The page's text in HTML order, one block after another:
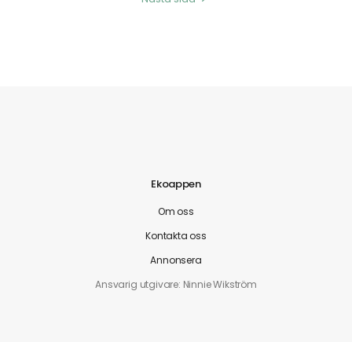
Ekoappen
Om oss
Kontakta oss
Annonsera
Ansvarig utgivare: Ninnie Wikström